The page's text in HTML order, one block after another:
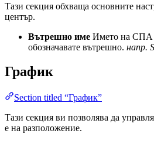
Тази секция обхваща основните
център.
Вътрешно име Името на СПА
обозначавате вътрешно. напр.
График
Section titled “График”
Тази секция ви позволява да
е на разположение.